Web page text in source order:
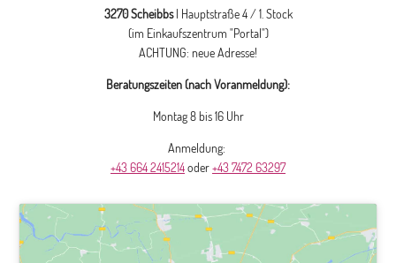
3270 Scheibbs| Hauptstraße 4 / 1. Stock
(im Einkaufszentrum "Portal")
ACHTUNG: neue Adresse!
Beratungszeiten (nach Voranmeldung):
Montag 8 bis 16 Uhr
Anmeldung:
+43 664 2415214oder+43 7472 63297